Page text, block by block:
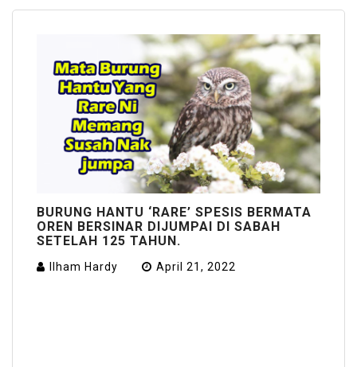
BURUNG HANTU ‘RARE’ SPESIS BERMATA
OREN BERSINAR DIJUMPAI DI SABAH
SETELAH 125 TAHUN.
Ilham Hardy April 21, 2022